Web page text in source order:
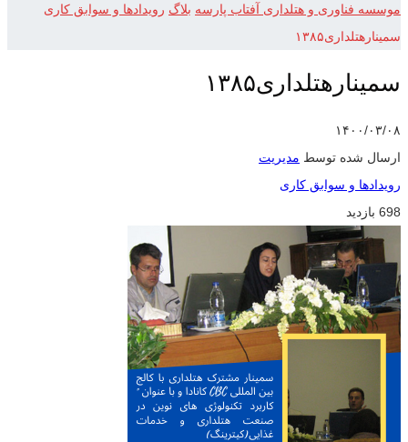
موسسه فناوری و هتلداری آفتاب پارسه بلاگ رویدادها و سوابق کاری
سمینارهتلداری۱۳۸۵
سمینارهتلداری۱۳۸۵
۱۴۰۰/۰۳/۰۸
ارسال شده توسط مدیریت
رویدادها و سوابق کاری
698 بازدید